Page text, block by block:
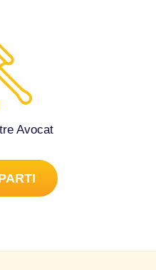
concernant l’auteur. Dans ce
très expérimenté en droit
action civile contre
de Bonneville ayant
en charge ce type de
Avocat